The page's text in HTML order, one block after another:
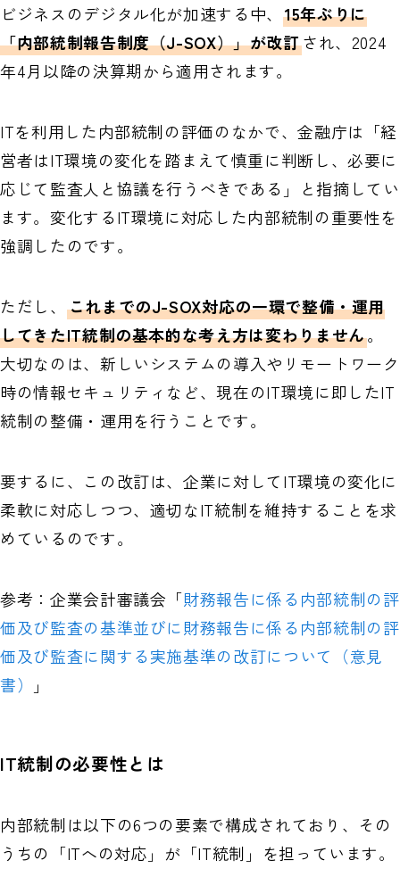
ビジネスのデジタル化が加速する中、 15年ぶりに
「内部統制報告制度（J-SOX）」が改訂され、2024
年4月以降の決算期から適用されます。
ITを利用した内部統制の評価のなかで、金融庁は「経
営者はIT環境の変化を踏まえて慎重に判断し、必要に
応じて監査人と協議を行うべきである」と指摘してい
ます。変化するIT環境に対応した内部統制の重要性を
強調したのです。
ただし、 これまでのJ-SOX対応の一環で整備・運用
してきたIT統制の基本的な考え方は変わりません。
大切なのは、新しいシステムの導入やリモートワーク
時の情報セキュリティなど、現在のIT環境に即したIT
統制の整備・運用を行うことです。
要するに、この改訂は、企業に対してIT環境の変化に
柔軟に対応しつつ、適切なIT統制を維持することを求
めているのです。
参考：企業会計審議会「財務報告に係る内部統制の評
価及び監査の基準並びに財務報告に係る内部統制の評
価及び監査に関する実施基準の改訂について（意見
書）
」
IT統制の必要性とは
内部統制は以下の6つの要素で構成されており、その
うちの「ITへの対応」が「IT統制」を担っています。